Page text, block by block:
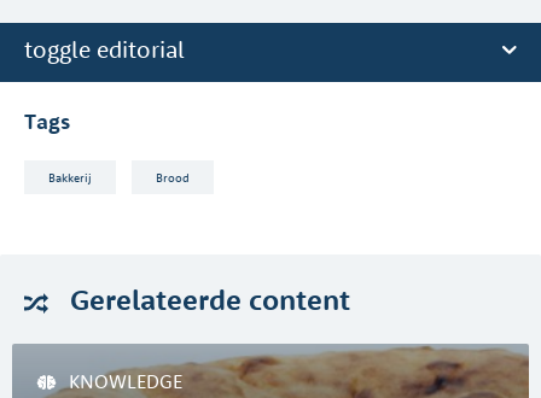
toggle editorial
Tags
Bakkerij Brood
Gerelateerde content
KNOWLEDGE